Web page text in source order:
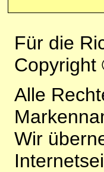
Für die
Copyright
Alle
Wir